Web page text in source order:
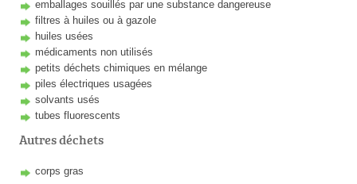
emballages souillés par une substance dangereuse
filtres à huiles ou à gazole
huiles usées
médicaments non utilisés
petits déchets chimiques en mélange
piles électriques usagées
solvants usés
tubes fluorescents
Autres déchets
corps gras